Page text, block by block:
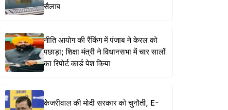
सैलाब
नीति आयोग की रैंकिंग में पंजाब ने केरल को
पछाड़ा; शिक्षा मंत्री ने विधानसभा में चार सालों
का रिपोर्ट कार्ड पेश किया
केजरीवाल की मोदी सरकार को चुनौती, E-